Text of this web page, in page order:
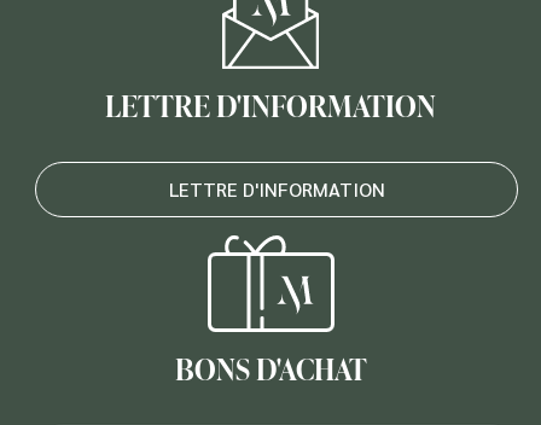
LETTRE D'INFORMATION
LETTRE D'INFORMATION
BONS D'ACHAT